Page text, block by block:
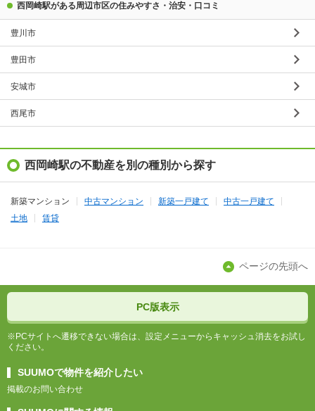
西岡崎駅がある周辺市区の住みやすさ・治安・口コミ
豊川市
豊田市
安城市
西尾市
西岡崎駅の不動産を別の種別から探す
新築マンション 中古マンション 新築一戸建て
中古一戸建て
土地
賃貸
ページの先頭へ
PC版表示
※PCサイトへ遷移できない場合は、設定メニューからキャッシュ消去をお試し
ください。
SUUMOで物件を紹介したい
掲載のお問い合わせ